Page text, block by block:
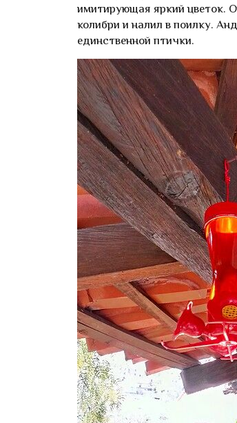
имитирующая яркий цветок.
колибри и налил в поилку.
единственной птички.